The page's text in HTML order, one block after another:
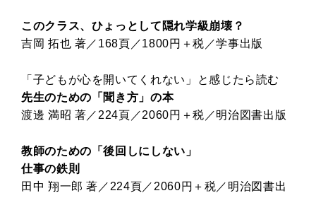
このクラス、ひょっとして隠れ学級崩壊？
吉岡 拓也 著／168頁／1800円＋税／学事出版
「子どもが心を開いてくれない」と感じたら読む
先生のための「聞き方」の本
渡邊 満昭 著／224頁／2060円＋税／明治図書出版
教師のための「後回しにしない」
仕事の鉄則
田中 翔一郎 著／224頁／2060円＋税／明治図書出